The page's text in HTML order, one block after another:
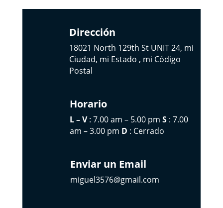
Dirección
18021 North 129th St UNIT 24, mi
Ciudad, mi Estado , mi Código
Postal
Horario
L – V: 7.00 am – 5.00 pm S: 7.00
am – 3.00 pm D : Cerrado
Enviar un Email
miguel3576@gmail.com